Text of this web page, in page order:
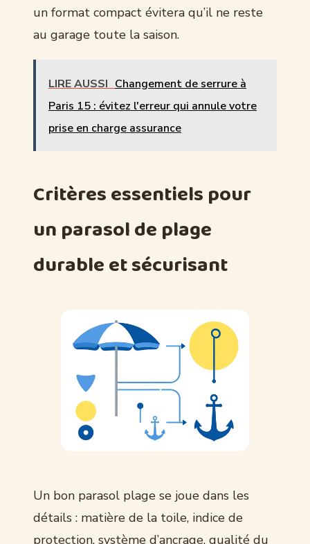
un format compact évitera qu’il ne reste
au garage toute la saison.
LIRE AUSSI Changement de serrure à
Paris 15 : évitez l'erreur qui annule votre
prise en charge assurance
Critères essentiels pour
un parasol de plage
durable et sécurisant
Un bon parasol plage se joue dans les
détails : matière de la toile, indice de
protection, système d’ancrage, qualité du